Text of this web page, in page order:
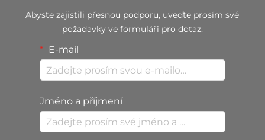
Abyste zajistili přesnou podporu, uveďte prosím své
požadavky ve formuláři pro dotaz:
E-mail
Jméno a příjmení